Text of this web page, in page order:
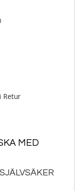
Retur
MED